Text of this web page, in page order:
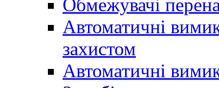
Обмежувачі
Автоматичні
захистом
Автоматичні